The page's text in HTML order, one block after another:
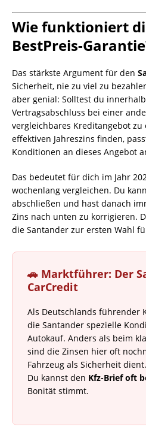
Wie funktioniert
BestPreis-
Das stärkste Argument für den
Sicherheit, nie zu viel zu
aber genial: Solltest du
Vertragsabschluss bei einer
vergleichbares Kreditangebot
effektiven Jahreszins finden,
Konditionen an dieses Angebot
Das bedeutet für dich im Jahr
wochenlang vergleichen. Du
abschließen und hast danach
Zins nach unten zu korrigieren.
die Santander zur ersten Wahl
🚗 Marktführer: Der
CarCredit
Als Deutschlands führender
die Santander spezielle
Autokauf. Anders als beim
sind die Zinsen hier oft
Fahrzeug als Sicherheit
Du kannst den Kfz-Brief oft
Bonität stimmt.